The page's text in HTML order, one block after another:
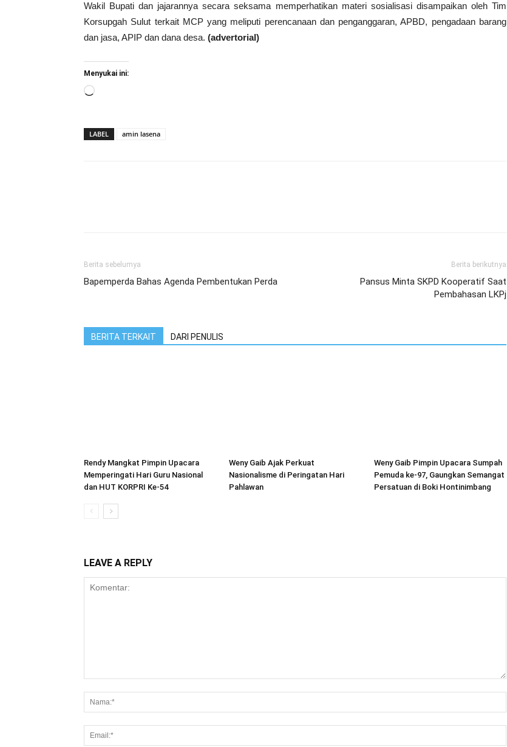
Wakil Bupati dan jajarannya secara seksama memperhatikan materi sosialisasi disampaikan oleh Tim
Korsupgah Sulut terkait MCP yang meliputi perencanaan dan penganggaran, APBD, pengadaan barang
dan jasa, APIP dan dana desa. (advertorial)
Menyukai ini:
Memuat...
LABEL amin lasena
Berita sebelumya
Bapemperda Bahas Agenda Pembentukan Perda
Berita berikutnya
Pansus Minta SKPD Kooperatif Saat
Pembahasan LKPj
BERITA TERKAIT DARI PENULIS
Rendy Mangkat Pimpin Upacara
Memperingati Hari Guru Nasional
dan HUT KORPRI Ke-54
Weny Gaib Ajak Perkuat
Nasionalisme di Peringatan Hari
Pahlawan
Weny Gaib Pimpin Upacara Sumpah
Pemuda ke-97, Gaungkan Semangat
Persatuan di Boki Hontinimbang
LEAVE A REPLY